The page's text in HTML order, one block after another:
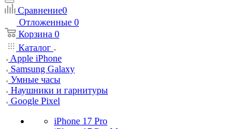
Сравнение0
Отложенные 0
Корзина 0
Каталог
Apple iPhone
Samsung Galaxy
Умные часы
Наушники и гарнитуры
Google Pixel
iPhone 17 Pro